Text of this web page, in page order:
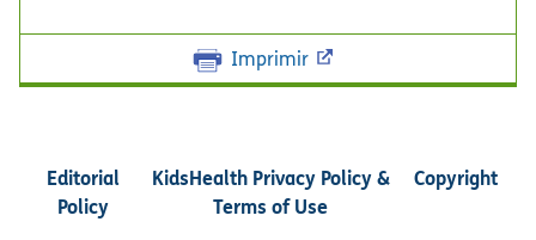
Imprimir
Editorial
Policy
KidsHealth Privacy Policy &
Terms of Use
Copyright